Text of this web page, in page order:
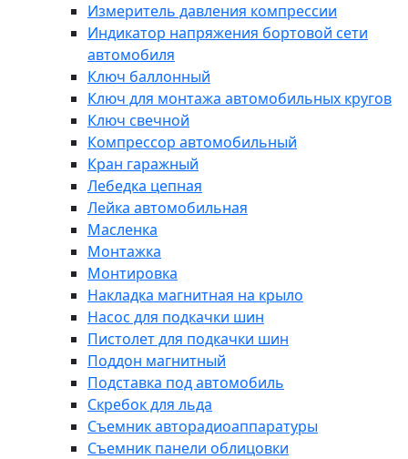
Измеритель давления компрессии
Индикатор напряжения бортовой сети
автомобиля
Ключ баллонный
Ключ для монтажа автомобильных кругов
Ключ свечной
Компрессор автомобильный
Кран гаражный
Лебедка цепная
Лейка автомобильная
Масленка
Монтажка
Монтировка
Накладка магнитная на крыло
Насос для подкачки шин
Пистолет для подкачки шин
Поддон магнитный
Подставка под автомобиль
Скребок для льда
Съемник авторадиоаппаратуры
Съемник панели облицовки